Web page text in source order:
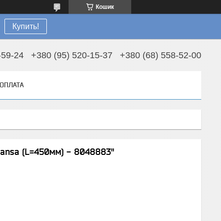
Кошик
Купить!
24 +380 (95) 520-15-37 +380 (68) 558-52-00
(L=450мм) - 8048883"